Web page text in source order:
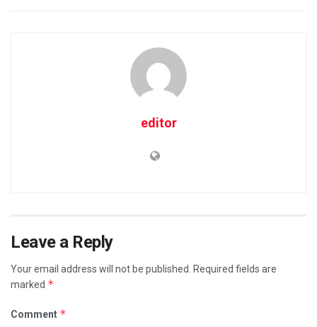
editor
Leave a Reply
Your email address will not be published.
Required fields are
marked *
Comment *